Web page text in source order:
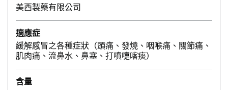
美西製藥有限公司
適應症
緩解感冒之各種症狀（頭痛、發燒、咽喉痛、關節痛、
肌肉痛、流鼻水、鼻塞、打噴嚏喀痰）
含量